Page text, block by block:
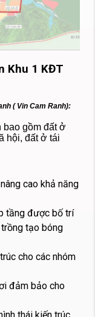
Khu 1 KĐT
( Vin Cam Ranh):
gồm đất ở
hội, đất ở tái
cao khả năng
tầng được bố trí
tạo bóng
cho các nhóm
đảm bảo cho